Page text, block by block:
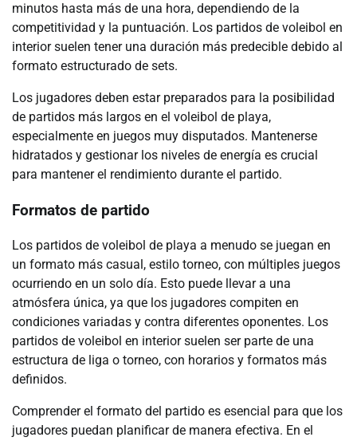
minutos hasta más de una hora, dependiendo de la
competitividad y la puntuación. Los partidos de voleibol en
interior suelen tener una duración más predecible debido al
formato estructurado de sets.
Los jugadores deben estar preparados para la posibilidad
de partidos más largos en el voleibol de playa,
especialmente en juegos muy disputados. Mantenerse
hidratados y gestionar los niveles de energía es crucial
para mantener el rendimiento durante el partido.
Formatos de partido
Los partidos de voleibol de playa a menudo se juegan en
un formato más casual, estilo torneo, con múltiples juegos
ocurriendo en un solo día. Esto puede llevar a una
atmósfera única, ya que los jugadores compiten en
condiciones variadas y contra diferentes oponentes. Los
partidos de voleibol en interior suelen ser parte de una
estructura de liga o torneo, con horarios y formatos más
definidos.
Comprender el formato del partido es esencial para que los
jugadores puedan planificar de manera efectiva. En el